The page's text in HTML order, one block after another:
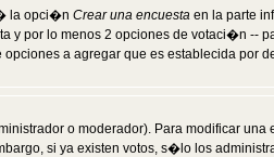
la opci�n Crear una encuesta en la parte
y por lo menos 2 opciones de votaci�n --
a agregar que es establecida por
o moderador). Para modificar
si ya existen votos, s�lo los